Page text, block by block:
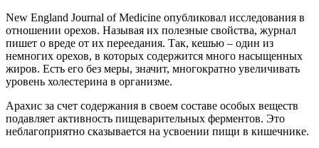
New England Journal of Medicine опубликовал исследования в
отношении орехов. Называя их полезные свойства, журнал
пишет о вреде от их переедания. Так, кешью – один из
немногих орехов, в которых содержится много насыщенных
жиров. Есть его без меры, значит, многократно увеличивать
уровень холестерина в организме.
Арахис за счет содержания в своем составе особых веществ
подавляет активность пищеварительных ферментов. Это
неблагоприятно сказывается на усвоении пищи в кишечнике.